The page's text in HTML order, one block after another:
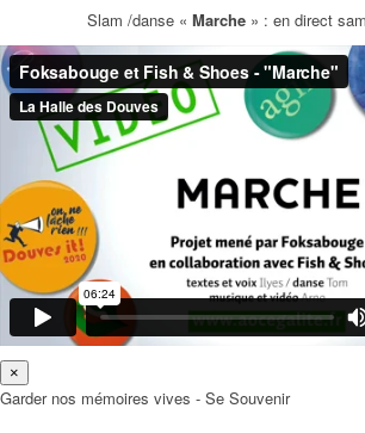
Slam /danse « Marche » : en direct
×
Garder nos mémoires vives - Se Souvenir